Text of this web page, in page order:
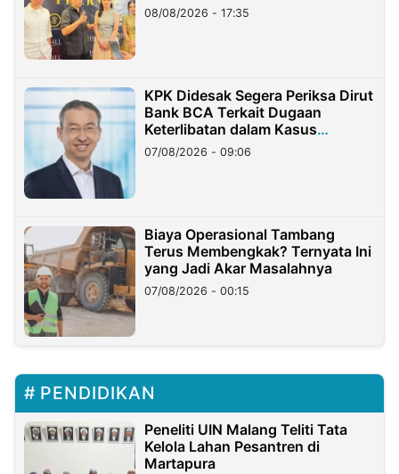
08/08/2026 - 17:35
KPK Didesak Segera Periksa Dirut
Bank BCA Terkait Dugaan
Keterlibatan dalam Kasus
Hilangnya Dana Nasabah Rp2,58
Miliar
07/08/2026 - 09:06
Biaya Operasional Tambang
Terus Membengkak? Ternyata Ini
yang Jadi Akar Masalahnya
07/08/2026 - 00:15
PENDIDIKAN
Peneliti UIN Malang Teliti Tata
Kelola Lahan Pesantren di
Martapura